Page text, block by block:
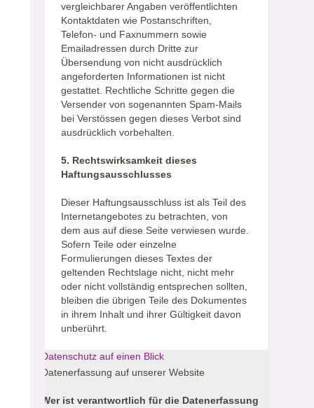
vergleichbarer Angaben veröffentlichten
Kontaktdaten wie Postanschriften,
Telefon- und Faxnummern sowie
Emailadressen durch Dritte zur
Übersendung von nicht ausdrücklich
angeforderten Informationen ist nicht
gestattet. Rechtliche Schritte gegen die
Versender von sogenannten Spam-Mails
bei Verstössen gegen dieses Verbot sind
ausdrücklich vorbehalten.
5. Rechtswirksamkeit dieses
Haftungsausschlusses
Dieser Haftungsausschluss ist als Teil des
Internetangebotes zu betrachten, von
dem aus auf diese Seite verwiesen wurde.
Sofern Teile oder einzelne
Formulierungen dieses Textes der
geltenden Rechtslage nicht, nicht mehr
oder nicht vollständig entsprechen sollten,
bleiben die übrigen Teile des Dokumentes
in ihrem Inhalt und ihrer Gültigkeit davon
unberührt.
Datenschutz auf einen Blick
Datenerfassung auf unserer Website
Wer ist verantwortlich für die Datenerfassung